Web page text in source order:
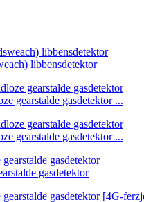
libbensdetektor
gearstalde gasdetektor ...
gearstalde gasdetektor ...
gasdetektor